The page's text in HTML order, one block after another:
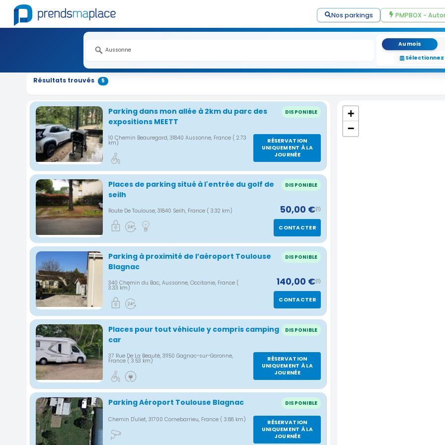
Nos parkings PMPBOX -
Au mois
Résultats trouvés 5
Nouveauté
Parking dans mon allée à 2km du parc des
expositions MEETT
DISPONIBLE
10 Chemin Beauregard, 31840 Aussonne, France ( 2.73
km)
RÉSERVATION
UNIQUEMENT À LA
JOURNÉE
Nouveauté
Places de parking situé à l'entrée du golf de
seilh
DISPONIBLE
Route De Toulouse, 31840 Seilh, France ( 3.32 km) 50,00 €(1)
CONTACTER
Nouveauté
Parking à proximité de l’aéroport Toulouse
Blagnac
DISPONIBLE
340 Chemin du Bac, Aussonne, Occitanie, France (
3.33 km)
140,00 €(1)
CONTACTER
Nouveauté
Places pour tout véhicule y compris camping
car
DISPONIBLE
37 Rue De La Beauté, 31150 Gagnac-sur-Garonne,
France ( 3.53 km)
RÉSERVATION
UNIQUEMENT À LA
JOURNÉE
Nouveauté
Parking Aéroport Toulouse Blagnac DISPONIBLE
Chemin D'uliet, 31700 Cornebarrieu, France ( 3.88 km)
RÉSERVATION
UNIQUEMENT À LA
JOURNÉE
+
−